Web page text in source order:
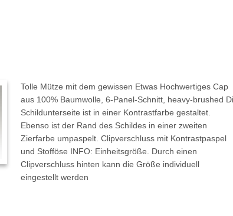
Tolle Mütze mit dem gewissen Etwas Hochwertiges Cap
aus 100% Baumwolle, 6-Panel-Schnitt, heavy-brushed
Schildunterseite ist in einer Kontrastfarbe gestaltet.
Ebenso ist der Rand des Schildes in einer zweiten
Zierfarbe umpaspelt. Clipverschluss mit Kontrastpaspel
und Stofföse INFO: Einheitsgröße. Durch einen
Clipverschluss hinten kann die Größe individuell
eingestellt werden